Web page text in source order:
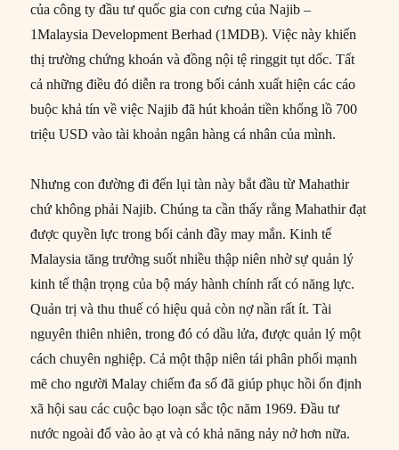
của công ty đầu tư quốc gia con cưng của Najib –
1Malaysia Development Berhad (1MDB). Việc này khiến
thị trường chứng khoán và đồng nội tệ ringgit tụt dốc. Tất
cả những điều đó diễn ra trong bối cảnh xuất hiện các cáo
buộc khả tín về việc Najib đã hút khoản tiền khổng lồ 700
triệu USD vào tài khoản ngân hàng cá nhân của mình.
Nhưng con đường đi đến lụi tàn này bắt đầu từ Mahathir
chứ không phải Najib. Chúng ta cần thấy rằng Mahathir đạt
được quyền lực trong bối cảnh đầy may mắn. Kinh tế
Malaysia tăng trưởng suốt nhiều thập niên nhờ sự quản lý
kinh tế thận trọng của bộ máy hành chính rất có năng lực.
Quản trị và thu thuế có hiệu quả còn nợ nần rất ít. Tài
nguyên thiên nhiên, trong đó có dầu lửa, được quản lý một
cách chuyên nghiệp. Cả một thập niên tái phân phối mạnh
mẽ cho người Malay chiếm đa số đã giúp phục hồi ổn định
xã hội sau các cuộc bạo loạn sắc tộc năm 1969. Đầu tư
nước ngoài đổ vào ào ạt và có khả năng nảy nở hơn nữa.